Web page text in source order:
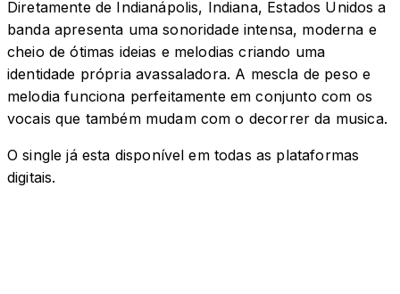
Diretamente de Indianápolis, Indiana, Estados Unidos a
banda apresenta uma sonoridade intensa, moderna e
cheio de ótimas ideias e melodias criando uma
identidade própria avassaladora. A mescla de peso e
melodia funciona perfeitamente em conjunto com os
vocais que também mudam com o decorrer da musica.
O single já esta disponível em todas as plataformas
digitais.